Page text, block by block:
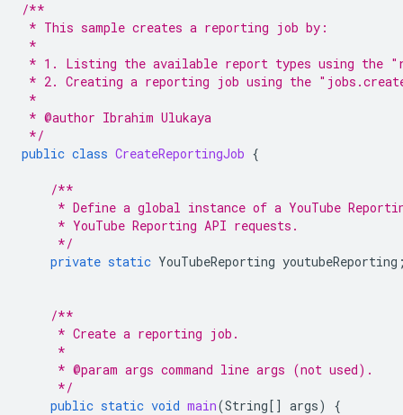
/**
* This sample creates a reporting job by:
*
* 1. Listing the available report types using the
* 2. Creating a reporting job using the
*
* @author Ibrahim Ulukaya
*/
public class CreateReportingJob {
/**
* Define a global instance of a YouTube
     * YouTube Reporting API requests.
     */
private static YouTubeReporting youtubeReporting
/**
     * Create a reporting job.
     *
     * @param args command line args (not used).
     */
public static void main(String[] args) {